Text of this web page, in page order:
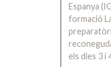
Espanya
formació
els dies 3 i